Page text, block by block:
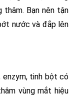
thâm. Bạn nên tận
nước và đắp lên
enzym, tinh bột có
vùng mắt hiệu